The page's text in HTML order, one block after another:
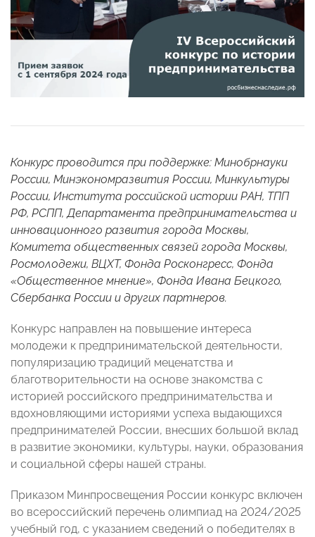
Конкурс проводится при поддержке: Минобрнауки
России, Минэкономразвития России, Минкультуры
России, Института российской истории РАН, ТПП
РФ, РСПП, Департамента предпринимательства и
инновационного развития города Москвы,
Комитета общественных связей города Москвы,
Росмолодежи, ВЦХТ, Фонда Росконгресс, Фонда
«Общественное мнение», Фонда Ивана Бецкого,
Сбербанка России и других партнеров.
Конкурс направлен на повышение интереса
молодежи к предпринимательской деятельности,
популяризацию традиций меценатства и
благотворительности на основе знакомства с
историей российского предпринимательства и
вдохновляющими историями успеха выдающихся
предпринимателей России, внесших большой вклад
в развитие экономики, культуры, науки, образования
и социальной сферы нашей страны.
Приказом Минпросвещения России конкурс включен
во всероссийский перечень олимпиад на 2024/2025
учебный год, с указанием сведений о победителях в